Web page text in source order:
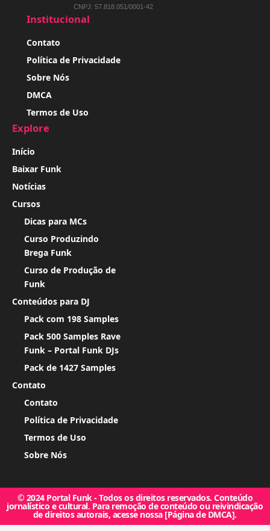
CNPJ: 57.818.051/0001-42
Institucional
Contato
Política de Privacidade
Sobre Nós
DMCA
Termos de Uso
Explore
Início
Baixar Funk
Notícias
Cursos
Dicas para MCs
Curso Produzindo
Brega Funk
Curso de Produção de
Funk
Conteúdos para DJ
Pack com 198 Samples
Pack 500 Samples Rave
Funk – Portal Funk DJs
Pack de 1427 Samples
Contato
Contato
Política de Privacidade
Termos de Uso
Sobre Nós
© 2024 Portal Funk - Todos os direitos reservados. Conteúdo
jornalístico e cultural. Para remoção de conteúdo ou reivindicação
de direitos autorais, acesse nossa [Página de DMCA].